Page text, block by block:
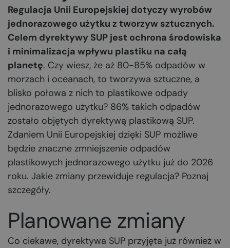
Regulacja Unii Europejskiej dotyczy wyrobów
jednorazowego użytku z tworzyw sztucznych.
Celem dyrektywy SUP jest ochrona środowiska
i minimalizacja wpływu plastiku na całą
planetę. Czy wiesz, że aż 80-85% odpadów w
morzach i oceanach, to tworzywa sztuczne, a
blisko połowa z nich to plastikowe odpady
jednorazowego użytku? 86% takich odpadów
zostało objętych dyrektywą plastikową SUP.
Zdaniem Unii Europejskiej dzięki SUP możliwe
będzie znaczne zmniejszenie odpadów
plastikowych jednorazowego użytku już do 2026
roku. Jakie zmiany przewiduje regulacja? Poznaj
szczegóły.
Planowane zmiany
Co ciekawe, dyrektywa SUP przyjęta już również w